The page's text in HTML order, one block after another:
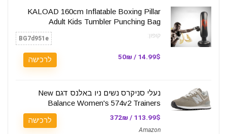
KALOAD 160cm Inflatable Boxing Pillar
Adult Kids Tumbler Punching Bag
קופון: BG7d951e
14.99$ / 50₪ לרכישה
נעלי סניקרס נשים ניו באלנס דגם New
Balance Women's 574v2 Trainers
113.99$ / 372₪
Amazon
לרכישה